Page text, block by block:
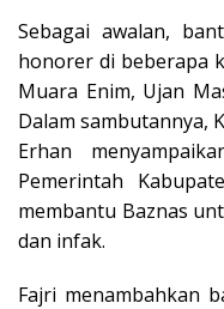
Sebagai awalan,
honorer di beberapa
Muara Enim, Ujan
Dalam sambutannya,
Erhan
Pemerintah
membantu Baznas
dan infak.
Fajri menambahkan